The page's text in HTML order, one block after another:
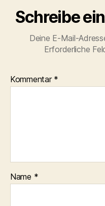
Schreibe
Deine E-Mail-
Erforderliche
Kommentar *
Name *